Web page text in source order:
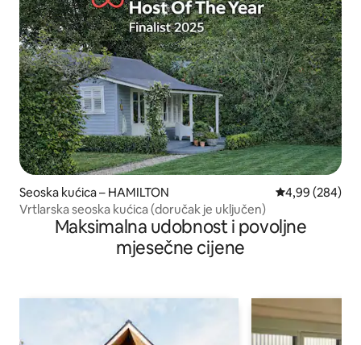
Seoska kućica – HAMILTON Prosječna
4,99 (284)
Vrtlarska seoska kućica (doručak je uključen)
Maksimalna udobnost i povoljne
mjesečne cijene